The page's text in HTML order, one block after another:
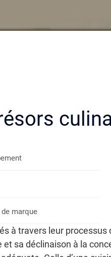
marque
à travers leur
sa déclinaison à la